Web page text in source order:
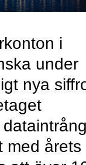
i
under
nya
med årets